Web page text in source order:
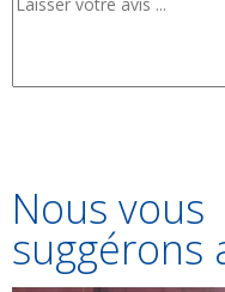
Nous vous
suggérons